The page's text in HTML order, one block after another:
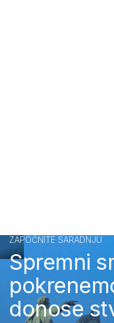
ZAPOČNITE SARADNJU
Spremni
donose